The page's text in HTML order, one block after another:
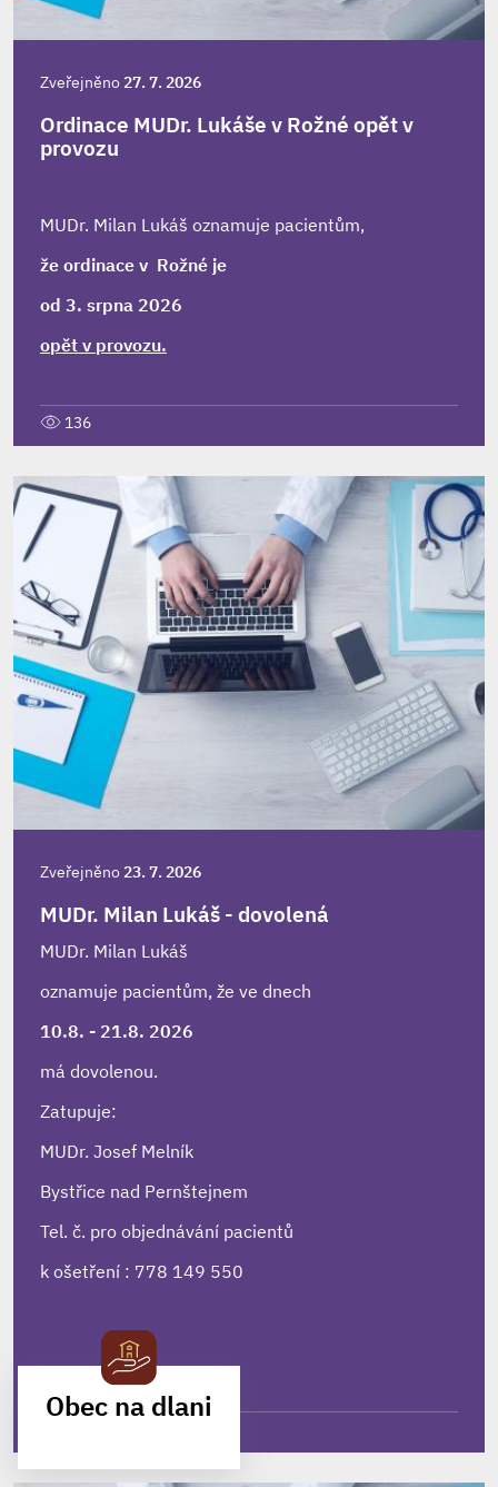
Zveřejněno27. 7. 2026
Ordinace MUDr. Lukáše v Rožné opět v
provozu
MUDr. Milan Lukáš oznamuje pacientům,
že ordinace v Rožné je
od 3. srpna 2026
opět v provozu.
136
Zveřejněno23. 7. 2026
MUDr. Milan Lukáš - dovolená
MUDr. Milan Lukáš
oznamuje pacientům, že ve dnech
10.8. - 21.8. 2026
má dovolenou.
Zatupuje:
MUDr. Josef Melník
Bystřice nad Pernštejnem
Tel. č. pro objednávání pacientů
k ošetření : 778 149 550
Obec na dlani